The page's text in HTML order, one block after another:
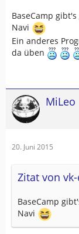
BaseCamp
Navi
Ein anderes
da üben
MiLeo
20. Juni 2015
Zitat von
BaseCamp
Navi